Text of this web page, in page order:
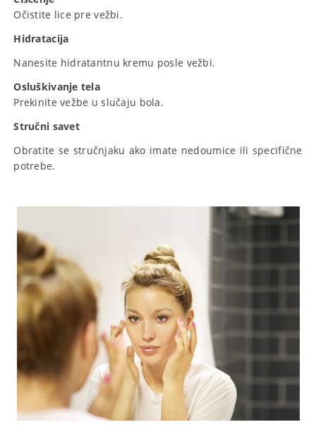
Očistite lice pre vežbi.
Hidratacija
Nanesite hidratantnu kremu posle vežbi.
Osluškivanje tela
Prekinite vežbe u slučaju bola.
Stručni savet
Obratite se stručnjaku ako imate nedoumice ili specifične
potrebe.